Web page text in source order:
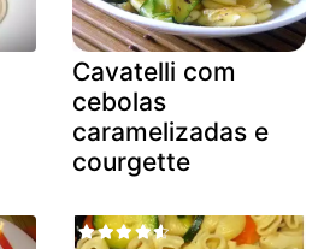
Cavatelli com
cebolas
caramelizadas e
courgette